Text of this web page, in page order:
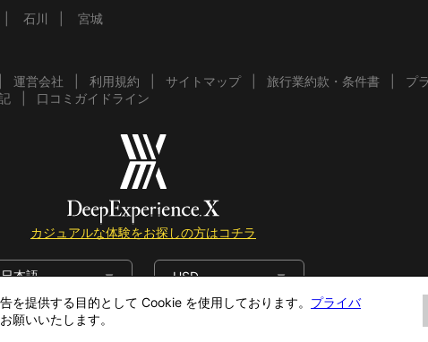
石川 宮城
運営会社 利用規約 サイトマップ 旅行業約款・条件書
プ
口コミガイドライン
カジュアルな体験をお探しの方はコチラ
日本語 USD
を提供する目的として Cookie を使用しております。 プライバ
願いいたします。